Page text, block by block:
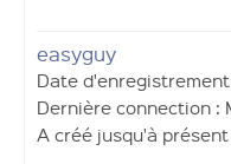
easyguy
Date d'enregistrement
Dernière connection :
A créé jusqu'à